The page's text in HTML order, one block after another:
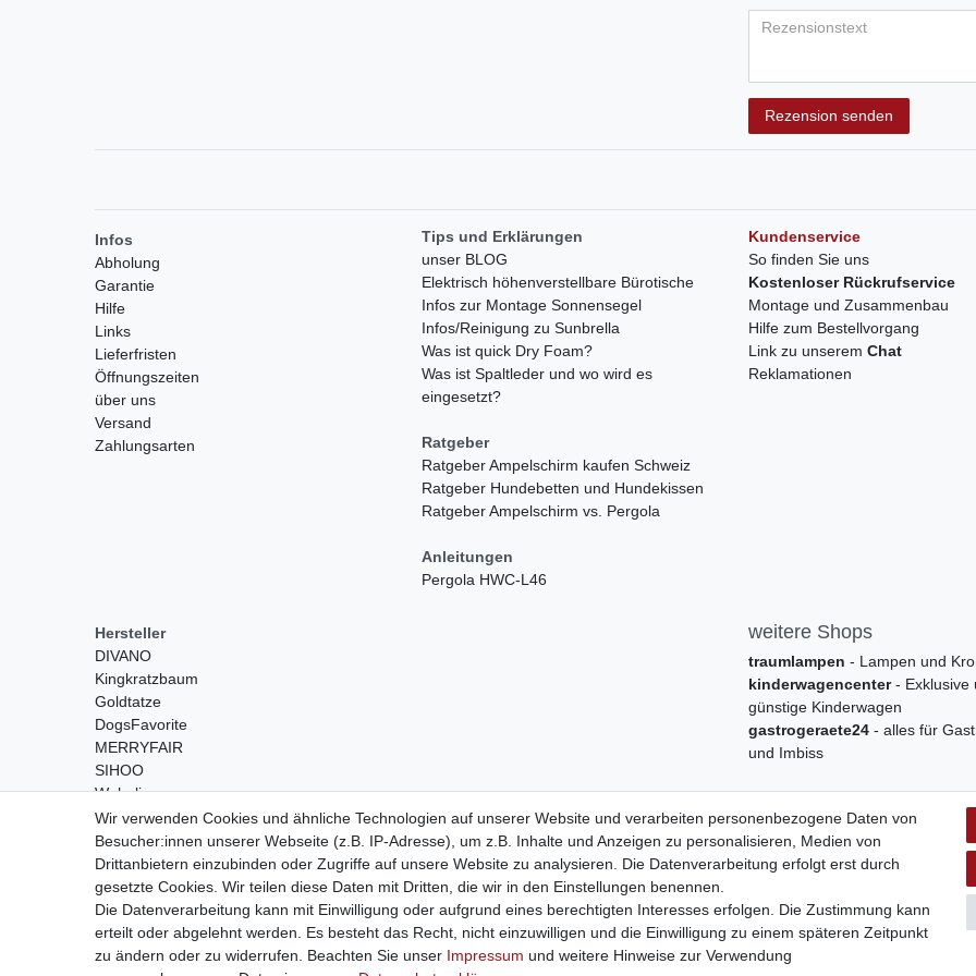
Rezension senden
Infos
Abholung
Garantie
Hilfe
Links
Lieferfristen
Öffnungszeiten
über uns
Versand
Zahlungsarten
Tips und Erklärungen
unser BLOG
Elektrisch höhenverstellbare Bürotische
Infos zur Montage Sonnensegel
Infos/Reinigung zu Sunbrella
Was ist quick Dry Foam?
Was ist Spaltleder und wo wird es
eingesetzt?
Ratgeber
Ratgeber Ampelschirm kaufen Schweiz
Ratgeber Hundebetten und Hundekissen
Ratgeber Ampelschirm vs. Pergola
Anleitungen
Pergola HWC-L46
Kundenservice
So finden Sie uns
Kostenloser Rückrufservice
Montage und Zusammenbau
Hilfe zum Bestellvorgang
Link zu unserem Chat
Reklamationen
Hersteller
DIVANO
Kingkratzbaum
Goldtatze
DogsFavorite
MERRYFAIR
SIHOO
Wohnling
weitere Shops
traumlampen - Lampen und
kinderwagencenter- Exklusive
günstige Kinderwagen
gastrogeraete24 - alles für
und Imbiss
Wir verwenden Cookies und ähnliche Technologien auf unserer Website und verarbeiten personenbezogene Daten von
Besucher:innen unserer Webseite (z.B. IP-Adresse), um z.B. Inhalte und Anzeigen zu personalisieren, Medien von
Drittanbietern einzubinden oder Zugriffe auf unsere Website zu analysieren. Die Datenverarbeitung erfolgt erst durch
gesetzte Cookies. Wir teilen diese Daten mit Dritten, die wir in den Einstellungen benennen.
Die Datenverarbeitung kann mit Einwilligung oder aufgrund eines berechtigten Interesses erfolgen. Die Zustimmung kann
erteilt oder abgelehnt werden. Es besteht das Recht, nicht einzuwilligen und die Einwilligung zu einem späteren Zeitpunkt
zu ändern oder zu widerrufen. Beachten Sie unser Impressum und weitere Hinweise zur Verwendung
Widerrufs­recht Widerrufs­formular Impressum Daten­schutz­erklärung